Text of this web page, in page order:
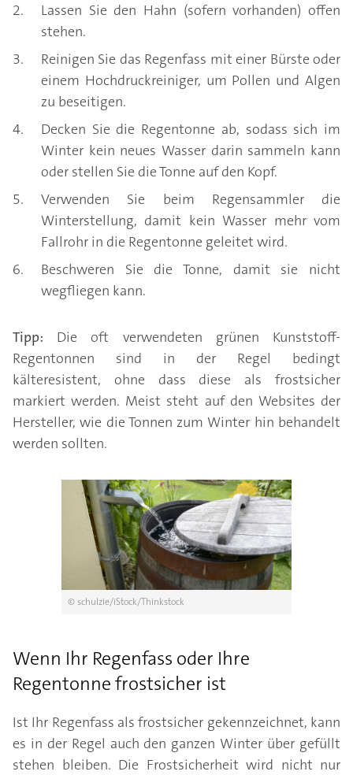
Lassen Sie den Hahn (sofern vorhanden) offen
stehen.
Reinigen Sie das Regenfass mit einer Bürste oder
einem Hochdruckreiniger, um Pollen und Algen
zu beseitigen.
Decken Sie die Regentonne ab, sodass sich im
Winter kein neues Wasser darin sammeln kann
oder stellen Sie die Tonne auf den Kopf.
Verwenden Sie beim Regensammler die
Winterstellung, damit kein Wasser mehr vom
Fallrohr in die Regentonne geleitet wird.
Beschweren Sie die Tonne, damit sie nicht
wegfliegen kann.
Tipp: Die oft verwendeten grünen Kunststoff-
Regentonnen sind in der Regel bedingt
kälteresistent, ohne dass diese als frostsicher
markiert werden. Meist steht auf den Websites der
Hersteller, wie die Tonnen zum Winter hin behandelt
werden sollten.
© schulzie/iStock/Thinkstock
Wenn Ihr Regenfass oder Ihre
Regentonne frostsicher ist
Ist Ihr Regenfass als frostsicher gekennzeichnet, kann
es in der Regel auch den ganzen Winter über gefüllt
stehen bleiben. Die Frostsicherheit wird nicht nur